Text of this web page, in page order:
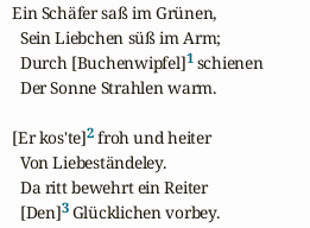
Ein Schäfer saß im Grünen,
  Sein Liebchen süß im Arm;
  Durch [Buchenwipfel]
1 schienen
  Der Sonne Strahlen warm.
[Er kos'te]2 froh und heiter
  Von Liebeständeley.
  Da ritt bewehrt ein Reiter
  [Den]
3 Glücklichen vorbey.